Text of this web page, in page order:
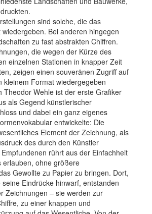
sind solche, die das
Bei anderen hingegen
zu fast abstrakten Chiffren.
die wegen der Kürze des
einzelnen Stationen in knapper Zeit
zeigen einen souveränen Zugriff auf
kleinem Format wiedergegeben
Theodor Wehle ist der erste Grafiker
als Gegend künstlerischer
und dabei ein ganz eigenes
entwickelte: Die
Element der Zeichnung, als
des durch den Künstler
rührt aus der Einfachheit
erlauben, ohne größere
Gewollte zu Papier zu bringen. Dort,
Eindrücke hinwarf, entstanden
Zeichnungen – sie werden zur
zu einer knappen und